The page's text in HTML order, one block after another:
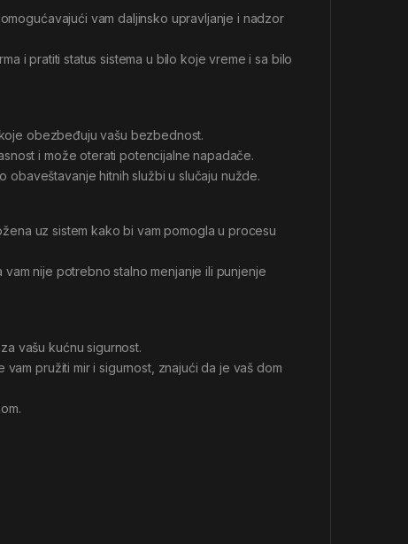
vam daljinsko upravljanje i nadzor
i pratiti status sistema u bilo koje vreme i sa bilo
obezbeđuju vašu bezbednost.
i može oterati potencijalne napadače.
hitnih službi u slučaju nužde.
uz sistem kako bi vam pomogla u procesu
nije potrebno stalno menjanje ili punjenje
vašu kućnu sigurnost.
pružiti mir i sigurnost, znajući da je vaš dom